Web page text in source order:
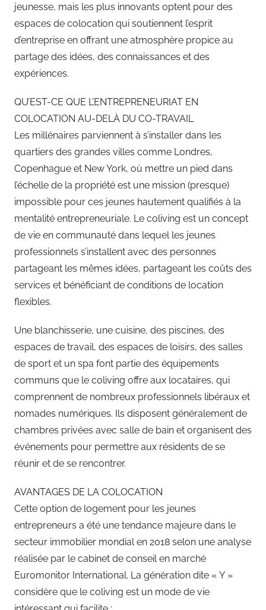
jeunesse, mais les plus innovants optent pour des
espaces de colocation qui soutiennent l’esprit
d’entreprise en offrant une atmosphère propice au
partage des idées, des connaissances et des
expériences.
QU’EST-CE QUE L’ENTREPRENEURIAT EN
COLOCATION AU-DELÀ DU CO-TRAVAIL
Les millénaires parviennent à s’installer dans les
quartiers des grandes villes comme Londres,
Copenhague et New York, où mettre un pied dans
l’échelle de la propriété est une mission (presque)
impossible pour ces jeunes hautement qualifiés à la
mentalité entrepreneuriale. Le coliving est un concept
de vie en communauté dans lequel les jeunes
professionnels s’installent avec des personnes
partageant les mêmes idées, partageant les coûts des
services et bénéficiant de conditions de location
flexibles.
Une blanchisserie, une cuisine, des piscines, des
espaces de travail, des espaces de loisirs, des salles
de sport et un spa font partie des équipements
communs que le coliving offre aux locataires, qui
comprennent de nombreux professionnels libéraux et
nomades numériques. Ils disposent généralement de
chambres privées avec salle de bain et organisent des
événements pour permettre aux résidents de se
réunir et de se rencontrer.
AVANTAGES DE LA COLOCATION
Cette option de logement pour les jeunes
entrepreneurs a été une tendance majeure dans le
secteur immobilier mondial en 2018 selon une analyse
réalisée par le cabinet de conseil en marché
Euromonitor International. La génération dite « Y »
considère que le coliving est un mode de vie